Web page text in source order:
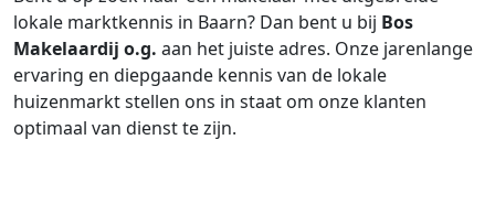
lokale marktkennis in Baarn? Dan bent u bij Bos
Makelaardij o.g. aan het juiste adres. Onze jarenlange
ervaring en diepgaande kennis van de lokale
huizenmarkt stellen ons in staat om onze klanten
optimaal van dienst te zijn.